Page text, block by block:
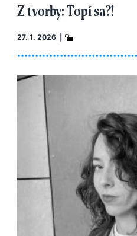
Z tvorby: Topí sa?!
27. 1. 2026 |